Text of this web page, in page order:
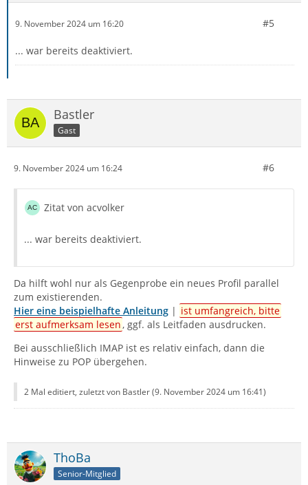
9. November 2024 um 16:20 #5
... war bereits deaktiviert.
Bastler
Gast
9. November 2024 um 16:24 #6
Zitat von acvolker
... war bereits deaktiviert.
Da hilft wohl nur als Gegenprobe ein neues Profil parallel
zum existierenden.
Hier eine beispielhafte Anleitung | ist umfangreich, bitte
erst aufmerksam lesen, ggf. als Leitfaden ausdrucken.
Bei ausschließlich IMAP ist es relativ einfach, dann die
Hinweise zu POP übergehen.
2 Mal editiert, zuletzt von Bastler (9. November 2024 um 16:41)
ThoBa
Senior-Mitglied